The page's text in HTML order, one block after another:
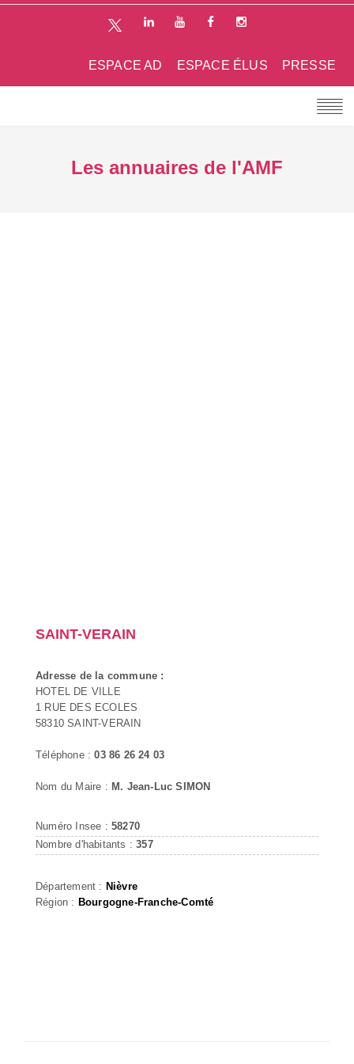
PRESSE
ESPACE ÉLUS
ESPACE AD
Les annuaires de l'AMF
SAINT-VERAIN
Adresse de la commune :
HOTEL DE VILLE
1 RUE DES ECOLES
58310 SAINT-VERAIN
Téléphone :03 86 26 24 03
Nom du Maire : M. Jean-Luc SIMON
Numéro Insee : 58270
Nombre d'habitants :357
Département : Nièvre
Région : Bourgogne-Franche-Comté